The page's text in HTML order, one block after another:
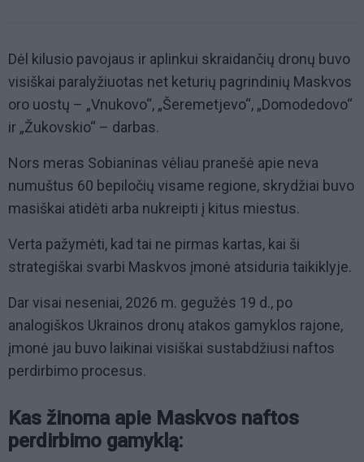
Dėl kilusio pavojaus ir aplinkui skraidančių dronų buvo
visiškai paralyžiuotas net keturių pagrindinių Maskvos
oro uostų – „Vnukovo“, „Šeremetjevo“, „Domodedovo“
ir „Žukovskio“ – darbas.
Nors meras Sobianinas vėliau pranešė apie neva
numuštus 60 bepiločių visame regione, skrydžiai buvo
masiškai atidėti arba nukreipti į kitus miestus.
Verta pažymėti, kad tai ne pirmas kartas, kai ši
strategiškai svarbi Maskvos įmonė atsiduria taikiklyje.
Dar visai neseniai, 2026 m. gegužės 19 d., po
analogiškos Ukrainos dronų atakos gamyklos rajone,
įmonė jau buvo laikinai visiškai sustabdžiusi naftos
perdirbimo procesus.
Kas žinoma apie Maskvos naftos
perdirbimo gamyklą: